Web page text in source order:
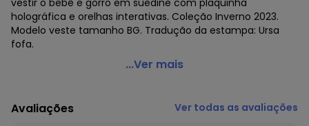
vestir o bebê e gorro em suedine com plaquinha
holográfica e orelhas interativas. Coleção Inverno 2023.
Modelo veste tamanho BG. Tradução da estampa: Ursa
fofa.
Abrange - Macacão com Gorro Baby Amarelo
Modelagem: Ampla
Modelo: Alongado
...Ver mais
Avaliações Ver todas as avaliações